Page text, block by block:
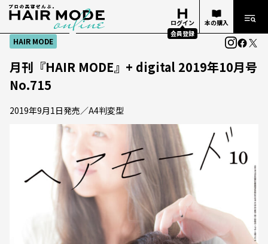
ログイン
会員登録
本の購入
HAIR MODE
月刊『HAIR MODE』+ digital 2019年10月号
No.715
2019年9月1日発売／A4判変型